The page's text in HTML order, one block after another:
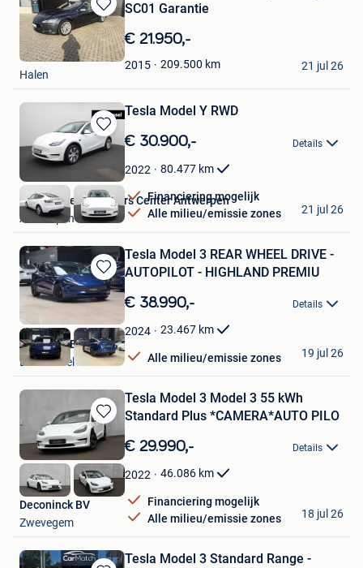
Bewaren
in
Mijn
Favorieten
SC01 Garantie
€ 21.950,-
2015 209.500 km
Godzillaworx
Halen
21 jul 26
Bewaren
in
Mijn
Favorieten
Tesla Model Y RWD
€ 30.900,- Details
2022 80.477 km
Financiering mogelijk
Alle milieu/emissie zones
Van Mossel Used Cars Center Antwerpen
Antwerpen
21 jul 26
Bewaren
in
Favorieten
Tesla Model 3 REAR WHEEL DRIVE -
AUTOPILOT - HIGHLAND PREMIU
€ 38.990,- Details
2024 23.467 km
Alle milieu/emissie zones
Nikola CVBA
Londerzeel
19 jul 26
Bewaren
in
Mijn
Favorieten
Tesla Model 3 Model 3 55 kWh
Standard Plus *CAMERA*AUTO PILO
€ 29.990,- Details
2022 46.086 km
Financiering mogelijk
Alle milieu/emissie zones
Deconinck BV
Zwevegem
18 jul 26
Tesla Model 3 Standard Range -